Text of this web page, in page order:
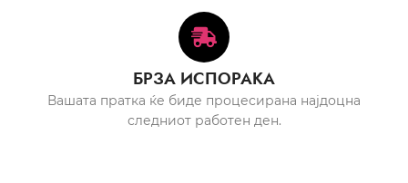
БРЗА ИСПОРАКА
Вашата пратка ќе биде процесирана најдоцна
следниот работен ден.